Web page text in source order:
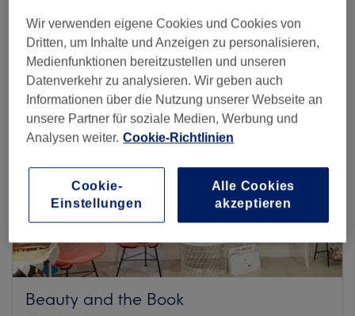
Beauty and the Book
Wir verwenden eigene Cookies und Cookies von
Dritten, um Inhalte und Anzeigen zu personalisieren,
Medienfunktionen bereitzustellen und unseren
Datenverkehr zu analysieren. Wir geben auch
Informationen über die Nutzung unserer Webseite an
unsere Partner für soziale Medien, Werbung und
Analysen weiter. Cookie-Richtlinien
Cookie-
Einstellungen
Alle Cookies
akzeptieren